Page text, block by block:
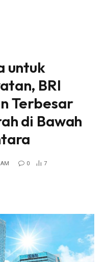
untuk
BRI
Terbesar
di Bawah
0 7